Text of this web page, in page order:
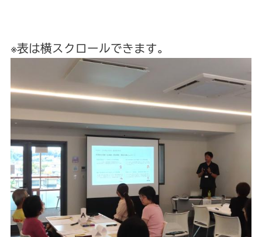
※表は横スクロールできます。